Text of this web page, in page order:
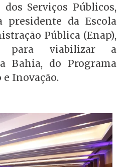
Serviços Públicos,
presidente da Escola
Pública (Enap),
para viabilizar a
Bahia, do Programa
e Inovação.